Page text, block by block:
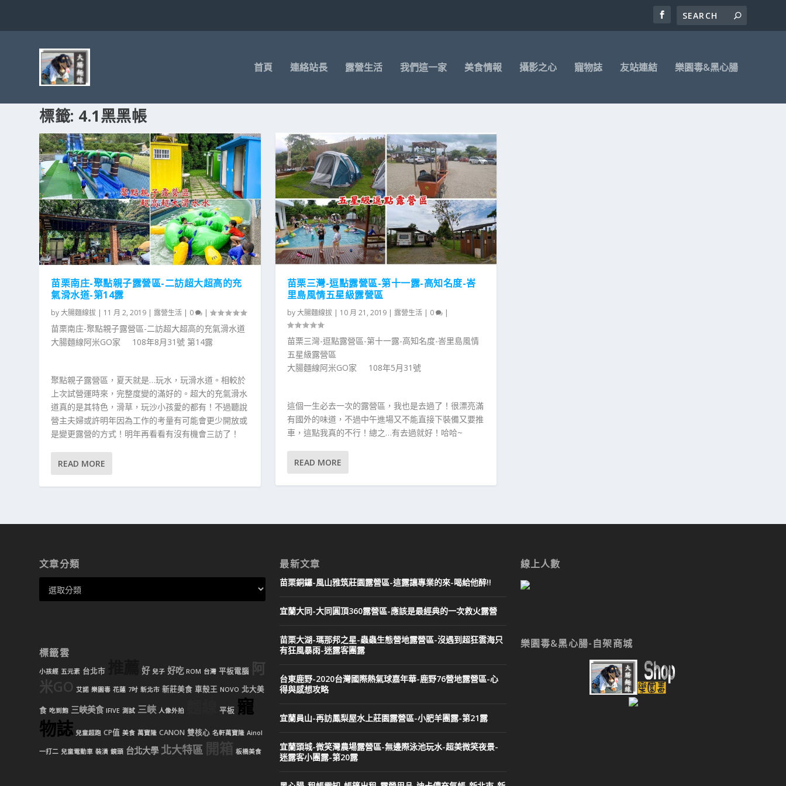
首頁 連絡站長 露營生活 我們這一家 美食情報 攝影之心 寵物誌 友站連結 樂園毒&黑心腸
標籤: 4.1黑黑帳
苗栗南庄-聚點親子露營區-二訪超大超高的充
氣滑水道-第14露
by大腸麵線拔 | 11 月 2, 2019 | 露營生活 | 0 |
苗栗南庄-聚點親子露營區-二訪超大超高的充氣滑水道
大腸麵線阿米GO家 108年8月31號 第14露
聚點親子露營區，夏天就是…玩水，玩滑水道。相較於
上次試營運時來，完整度變的滿好的。超大的充氣滑水
道真的是其特色，滑草，玩沙小孩愛的都有！不過聽說
營主夫婦或許明年因為工作的考量有可能會更少開放或
是變更露營的方式！明年再看看有沒有機會三訪了！
READ MORE
苗栗三灣-逗點露營區-第十一露-高知名度-峇
里島風情五星級露營區
by大腸麵線拔| 10 月 21, 2019| 露營生活| 0 |
苗栗三灣-逗點露營區-第十一露-高知名度-峇里島風情
五星級露營區
大腸麵線阿米GO家 108年5月31號
這個一生必去一次的露營區，我也是去過了！很漂亮滿
有國外的味道，不過中午進場又不能直接下裝備又要推
車，這點我真的不行！總之…有去過就好！哈哈~
READ MORE
文章分類
標籤雲
小孩經 五元素 台北市 好 兒子 好吃 ROM 台灣 平板電腦 阿
米GO 艾諾 樂園毒 花蓮 7吋 新北市 新莊美食 車殼王 NOVO 北大美
食 吃到飽 三峽美食 IFIVE 測試 三峽 人像外拍 平板 寵
物誌 兒童超跑 CP值 美食 萬寶隆 CANON 雙核心 名軒萬寶隆 Ainol
一打二 兒童電動車 裝潢 鏡頭 台北大學 北大特區 開箱 板橋美食
最新文章
苗栗銅鑼-風山雅筑莊園露營區-這露讓專業的來-喝給他醉!!
宜蘭大同-大同圓頂360露營區-應該是最經典的一次救火露營
苗栗大湖-瑪那邦之星-蟲蟲生態營地露營區-沒遇到超狂雲海只
有狂風暴雨-迷露客團露
台東鹿野-2020台灣國際熱氣球嘉年華-鹿野76營地露營區-心
得與感想攻略
宜蘭員山-再訪鳳梨屋水上莊園露營區-小肥羊團露-第21露
宜蘭頭城-微笑灣農場露營區-無邊際泳池玩水-超美微笑夜景-
迷露客小團露-第20露
線上人數
樂園毒&黑心腸-自架商城